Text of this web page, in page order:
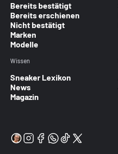
Bereits bestätigt
Bereits erschienen
Nicht bestätigt
Marken
Modelle
Wissen
Sneaker Lexikon
News
Magazin